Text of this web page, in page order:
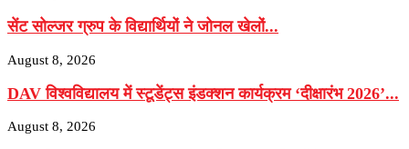
सेंट सोल्जर ग्रुप के विद्यार्थियों ने जोनल खेलों...
August 8, 2026
DAV विश्वविद्यालय में स्टूडेंट्स इंडक्शन कार्यक्रम ‘दीक्षारंभ 2026’...
August 8, 2026